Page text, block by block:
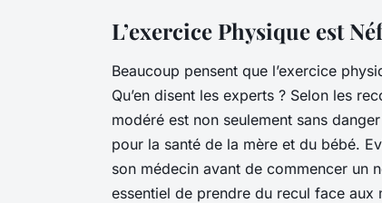
L’exercice Physique est
Beaucoup pensent que l’exercice
Qu’en disent les experts ? Selon les
modéré est non seulement sans
pour la santé de la mère et du bébé.
son médecin avant de commencer un
essentiel de prendre du recul face aux